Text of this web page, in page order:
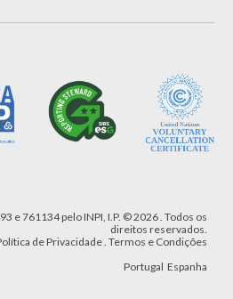
e 761134pelo INPI, I.P. ©2026 . Todos os
direitos reservados.
de Privacidade. Termos e Condições
Portugal Espanha